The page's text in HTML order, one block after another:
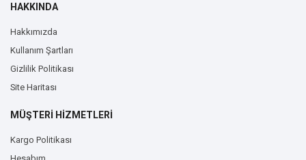
HAKKINDA
Hakkımızda
Kullanım Şartları
Gizlilik Politikası
Site Haritası
MÜŞTERİ HİZMETLERİ
Kargo Politikası